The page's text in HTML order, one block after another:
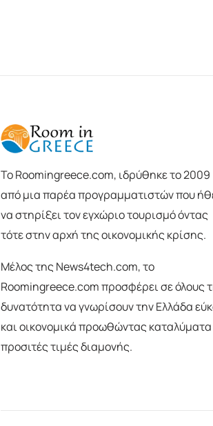
To Roomingreece.com, ιδρύθηκε το 2009
από μια παρέα προγραμματιστών που
να στηρίξει τον εγχώριο τουρισμό όντας
τότε στην αρχή της οικονομικής κρίσης.
Μέλος της News4tech.com, το
Roomingreece.com προσφέρει σε όλους
δυνατότητα να γνωρίσουν την Ελλάδα
και οικονομικά προωθώντας
προσιτές τιμές διαμονής.